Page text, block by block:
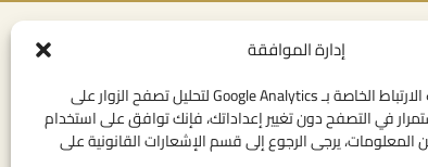
إدارة الموافقة
نستخدم ملفات تعريف الارتباط الخاصة بـ Google Analytics لتحليل تصفح الزوار على
في التصفح دون تغيير إعداداتك، فإنك توافق على استخدام
يرجى الرجوع إلى قسم الإشعارات القانونية على
روابط مفيدة
الإتصال بنا
المهام
روابط مؤسساتية